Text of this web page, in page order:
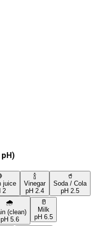
juice
2
🍾
Vinegar
pH 2.4
🥤
Soda / Cola
pH 2.5
🌧️
(clean)
pH 5.6
🥛
Milk
pH 6.5